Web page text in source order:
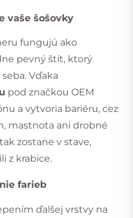
vaše šošovky
fungujú ako
pevný štít, ktorý
Vďaka
pod značkou OEM
a vytvoria bariéru, cez
mastnota ani drobné
zostane v stave,
z krabice.
farieb
ďalšej vrstvy na